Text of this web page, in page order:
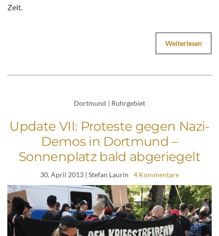
Zeit.
Weiterlesen
Dortmund | Ruhrgebiet
Update VII: Proteste gegen Nazi-
Demos in Dortmund –
Sonnenplatz bald abgeriegelt
30. April 2013 | Stefan Laurin 4 Kommentare